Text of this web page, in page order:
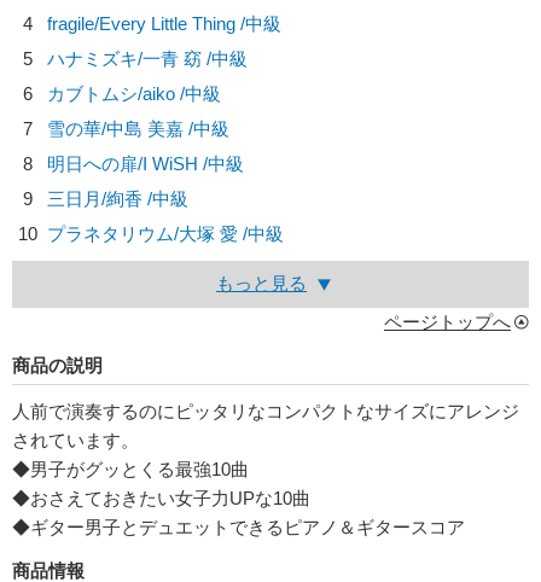
4
fragile/Every Little Thing /中級
5
ハナミズキ/一青 窈 /中級
6
カブトムシ/aiko /中級
7
雪の華/中島 美嘉 /中級
8
明日への扉/I WiSH /中級
9
三日月/絢香 /中級
10 プラネタリウム/大塚 愛 /中級
もっと見る
ページトップへ
商品の説明
人前で演奏するのにピッタリなコンパクトなサイズにアレンジ
されています。
◆男子がグッとくる最強10曲
◆おさえておきたい女子力UPな10曲
◆ギター男子とデュエットできるピアノ＆ギタースコア
商品情報